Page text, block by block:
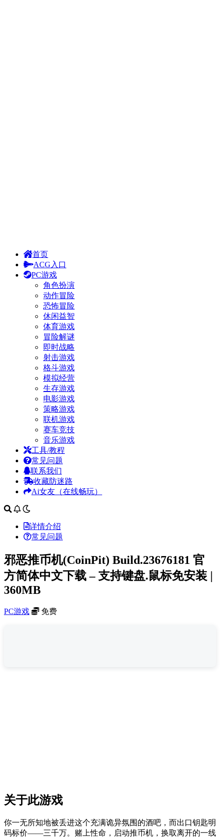
首页
ACG入口
PC游戏
角色扮演
动作冒险
恐怖冒险
休闲益智
体育游戏
冒险解谜
即时战略
射击游戏
格斗游戏
模拟经营
生存游戏
电影游戏
策略游戏
联机游戏
赛车竞技
音乐游戏
工具/教程
常见问题
联系我们
收藏防迷路
Ai女友（在线畅玩）
详情介绍
常见问题
邪恶推币机(CoinPit) Build.23676181 官
方简体中文下载 – 支持键盘.鼠标免安装 |
360MB
PC游戏 免费
关于此游戏
你一无所知地被丢进这个充满诡异氛围的酒吧，而出口钥匙明
码标价——三千万。赌上性命，启动推币机，换取离开的一线